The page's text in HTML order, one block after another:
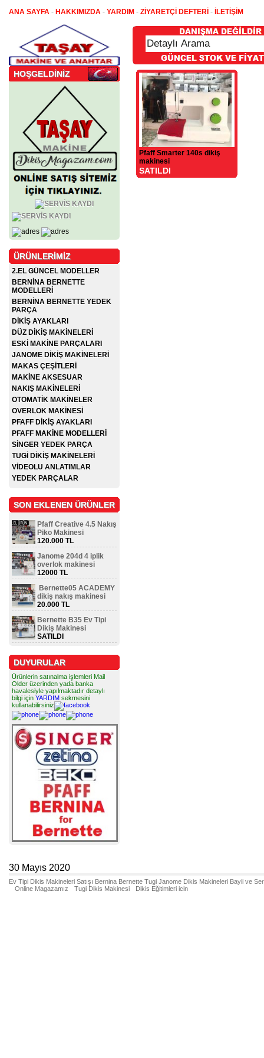
ANA SAYFA - HAKKIMIZDA - YARDIM - ZİYARETÇİ DEFTERİ - İLETİŞİM
HOŞGELDİNİZ
ÜRÜNLERİMİZ
2.EL GÜNCEL MODELLER
BERNİNA BERNETTE
MODELLERİ
BERNİNA BERNETTE YEDEK
PARÇA
DİKİŞ AYAKLARI
DÜZ DİKİŞ MAKİNELERİ
ESKİ MAKİNE PARÇALARI
JANOME DİKİŞ MAKİNELERİ
MAKAS ÇEŞİTLERİ
MAKİNE AKSESUAR
NAKIŞ MAKİNELERİ
OTOMATİK MAKİNELER
OVERLOK MAKİNESİ
PFAFF DİKİŞ AYAKLARI
PFAFF MAKİNE MODELLERİ
SİNGER YEDEK PARÇA
TUGİ DİKİŞ MAKİNELERİ
VİDEOLU ANLATIMLAR
YEDEK PARÇALAR
SON EKLENEN ÜRÜNLER
Pfaff Creative 4.5 Nakış
Piko Makinesi
120.000 TL
Janome 204d 4 iplik
overlok makinesi
12000 TL
Bernette05 ACADEMY
dikiş nakış makinesi
20.000 TL
Bernette B35 Ev Tipi
Dikiş Makinesi
SATILDI
DUYURULAR
Ürünlerin satınalma işlemleri Mail
Older üzerinden yada banka
havalesiyle yapılmaktadır detaylı
bilgi için YARDIM sekmesini
kullanabilirsiniz
Pfaff Smarter 140s dikiş
makinesi
SATILDI
30 Mayıs 2020
Ev Tipi Dikis Makineleri Satışı Bernina Bernette Tugi Janome Dikis Makineleri Bayii ve
Online Magazamız
Tugi Dikis Makinesi Dikis Eğitimleri icin